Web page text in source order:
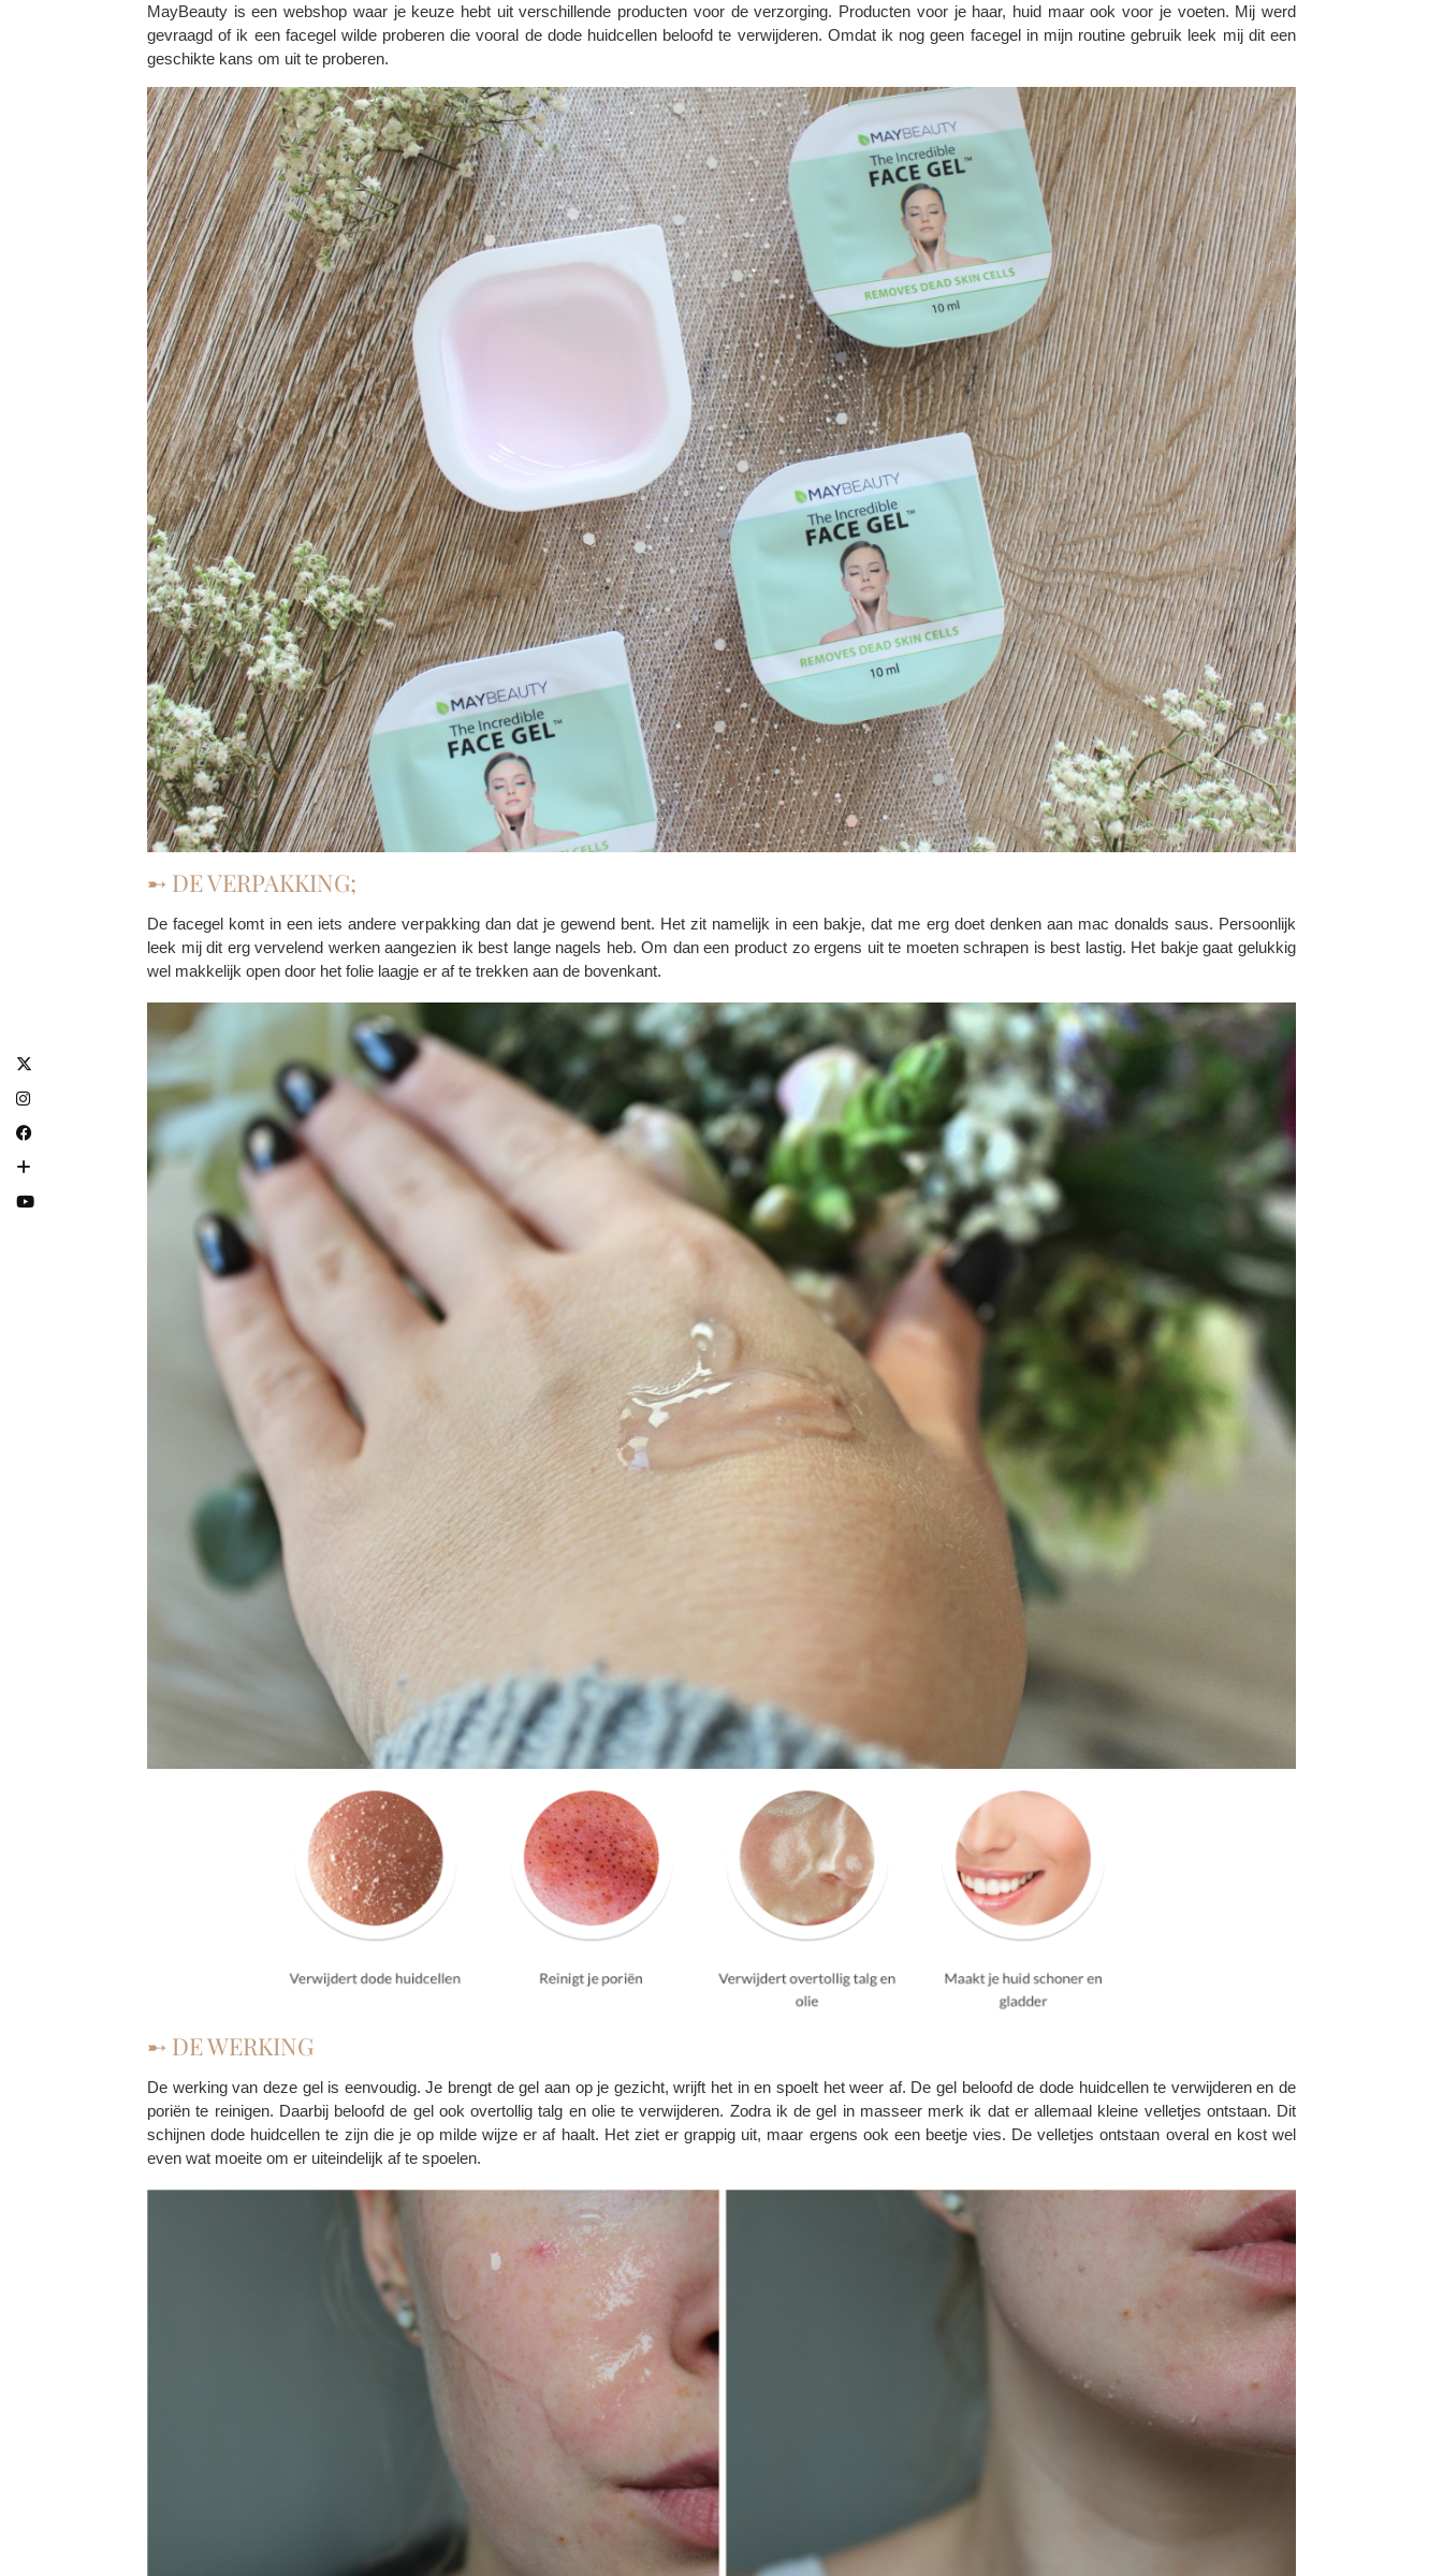
MayBeauty is een webshop waar je keuze hebt uit verschillende producten voor de verzorging. Producten voor je haar, huid maar ook voor je voeten. Mij werd
gevraagd of ik een facegel wilde proberen die vooral de dode huidcellen beloofd te verwijderen. Omdat ik nog geen facegel in mijn routine gebruik leek mij dit een
geschikte kans om uit te proberen.
➸ DE VERPAKKING;
De facegel komt in een iets andere verpakking dan dat je gewend bent. Het zit namelijk in een bakje, dat me erg doet denken aan mac donalds saus. Persoonlijk
leek mij dit erg vervelend werken aangezien ik best lange nagels heb. Om dan een product zo ergens uit te moeten schrapen is best lastig. Het bakje gaat gelukkig
wel makkelijk open door het folie laagje er af te trekken aan de bovenkant.
➸ DE WERKING
De werking van deze gel is eenvoudig. Je brengt de gel aan op je gezicht, wrijft het in en spoelt het weer af. De gel beloofd de dode huidcellen te verwijderen en de
poriën te reinigen. Daarbij beloofd de gel ook overtollig talg en olie te verwijderen. Zodra ik de gel in masseer merk ik dat er allemaal kleine velletjes ontstaan. Dit
schijnen dode huidcellen te zijn die je op milde wijze er af haalt. Het ziet er grappig uit, maar ergens ook een beetje vies. De velletjes ontstaan overal en kost wel
even wat moeite om er uiteindelijk af te spoelen.